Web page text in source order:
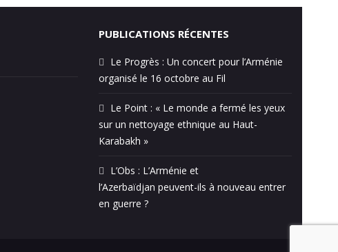
PUBLICATIONS RÉCENTES
Le Progrès : Un concert pour l’Arménie
organisé le 16 octobre au Fil
Le Point : « Le monde a fermé les yeux
sur un nettoyage ethnique au Haut-
Karabakh »
L’Obs : L’Arménie et
l’Azerbaïdjan peuvent-ils à nouveau entrer
en guerre ?